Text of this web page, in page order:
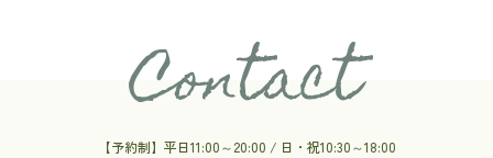
Contact
【予約制】平日11:00～20:00 / 日・祝10:30～18:00